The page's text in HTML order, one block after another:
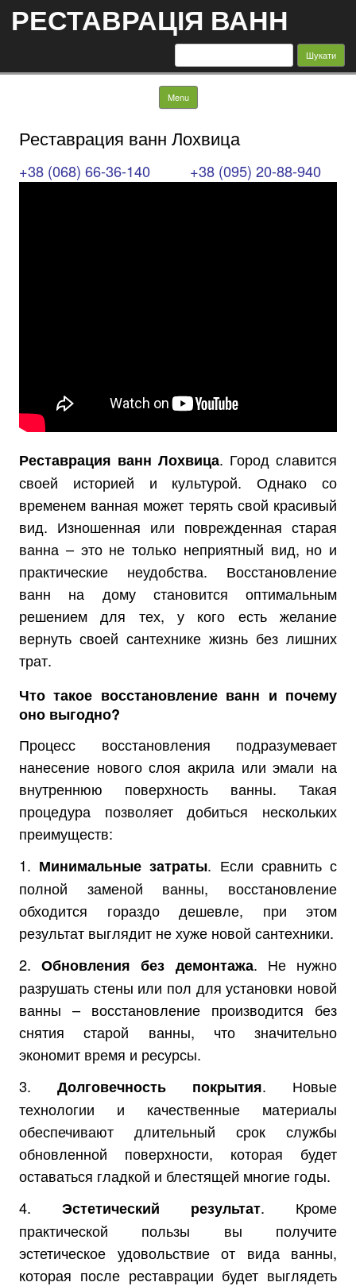
РЕСТАВРАЦІЯ ВАНН
Пошук:
Menu Skip to content
Реставрация ванн Лохвица
+38 (068) 66-36-140 +38 (095) 20-88-940
Реставрация ванн Лохвица. Город славится
своей историей и культурой. Однако со
временем ванная может терять свой красивый
вид. Изношенная или поврежденная старая
ванна – это не только неприятный вид, но и
практические неудобства. Восстановление
ванн на дому становится оптимальным
решением для тех, у кого есть желание
вернуть своей сантехнике жизнь без лишних
трат.
Что такое восстановление ванн и почему
оно выгодно?
Процесс восстановления подразумевает
нанесение нового слоя акрила или эмали на
внутреннюю поверхность ванны. Такая
процедура позволяет добиться нескольких
преимуществ:
1. Минимальные затраты. Если сравнить с
полной заменой ванны, восстановление
обходится гораздо дешевле, при этом
результат выглядит не хуже новой сантехники.
2.Обновления без демонтажа. Не нужно
разрушать стены или пол для установки новой
ванны – восстановление производится без
снятия старой ванны, что значительно
экономит время и ресурсы.
3. Долговечность покрытия. Новые
технологии и качественные материалы
обеспечивают длительный срок службы
обновленной поверхности, которая будет
оставаться гладкой и блестящей многие годы.
4. Эстетический результат. Кроме
практической пользы вы получите
эстетическое удовольствие от вида ванны,
которая после реставрации будет выглядеть